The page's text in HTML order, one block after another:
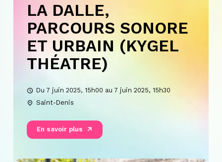
LA DALLE,
PARCOURS SONORE
ET URBAIN (KYGEL
THÉATRE)
Du 7 juin 2025, 15h00 au 7 juin 2025, 15h30
Saint-Denis
En savoir plus